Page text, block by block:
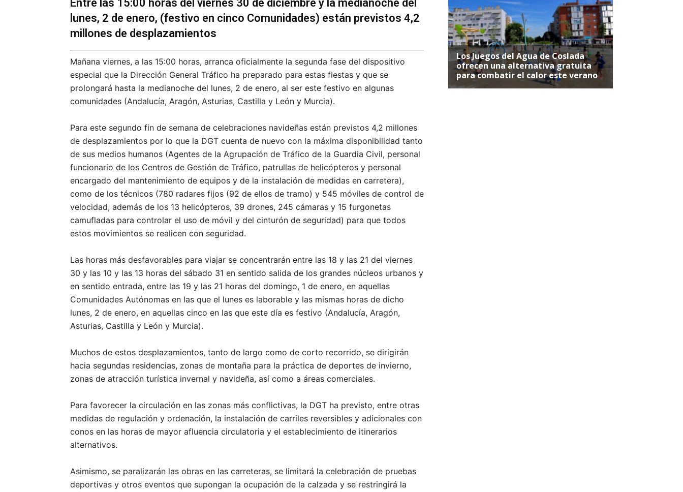
Entre las 15:00 horas del viernes 30 de diciembre y la medianoche del
lunes, 2 de enero, (festivo en cinco Comunidades) están previstos 4,2
millones de desplazamientos
Mañana viernes, a las 15:00 horas, arranca oficialmente la segunda fase del dispositivo
especial que la Dirección General Tráfico ha preparado para estas fiestas y que se
prolongará hasta la medianoche del lunes, 2 de enero, al ser este festivo en algunas
comunidades (Andalucía, Aragón, Asturias, Castilla y León y Murcia).
Para este segundo fin de semana de celebraciones navideñas están previstos 4,2 millones
de desplazamientos por lo que la DGT cuenta de nuevo con la máxima disponibilidad tanto
de sus medios humanos (Agentes de la Agrupación de Tráfico de la Guardia Civil, personal
funcionario de los Centros de Gestión de Tráfico, patrullas de helicópteros y personal
encargado del mantenimiento de equipos y de la instalación de medidas en carretera),
como de los técnicos (780 radares fijos (92 de ellos de tramo) y 545 móviles de control de
velocidad, además de los 13 helicópteros, 39 drones, 245 cámaras y 15 furgonetas
camufladas para controlar el uso de móvil y del cinturón de seguridad) para que todos
estos movimientos se realicen con seguridad.
Las horas más desfavorables para viajar se concentrarán entre las 18 y las 21 del viernes
30 y las 10 y las 13 horas del sábado 31 en sentido salida de los grandes núcleos urbanos y
en sentido entrada, entre las 19 y las 21 horas del domingo, 1 de enero, en aquellas
Comunidades Autónomas en las que el lunes es laborable y las mismas horas de dicho
lunes, 2 de enero, en aquellas cinco en las que este día es festivo (Andalucía, Aragón,
Asturias, Castilla y León y Murcia).
Muchos de estos desplazamientos, tanto de largo como de corto recorrido, se dirigirán
hacia segundas residencias, zonas de montaña para la práctica de deportes de invierno,
zonas de atracción turística invernal y navideña, así como a áreas comerciales.
Para favorecer la circulación en las zonas más conflictivas, la DGT ha previsto, entre otras
medidas de regulación y ordenación, la instalación de carriles reversibles y adicionales con
conos en las horas de mayor afluencia circulatoria y el establecimiento de itinerarios
alternativos.
Asimismo, se paralizarán las obras en las carreteras, se limitará la celebración de pruebas
deportivas y otros eventos que supongan la ocupación de la calzada y se restringirá la